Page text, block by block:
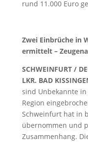
rund 11.000 Euro
Zwei Einbrüche in
ermittelt –
SCHWEINFURT /
LKR. BAD
sind Unbekannte
Region
Schweinfurt hat in
übernommen und
Zusammenhang.